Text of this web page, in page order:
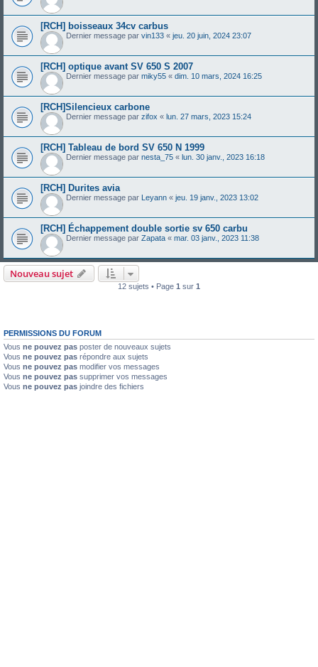
[RCH] boisseaux 34cv carbus
Dernier message par vin133 « jeu. 20 juin, 2024 23:07
[RCH] optique avant SV 650 S 2007
Dernier message par miky55 « dim. 10 mars, 2024 16:25
[RCH]Silencieux carbone
Dernier message par zifox « lun. 27 mars, 2023 15:24
[RCH] Tableau de bord SV 650 N 1999
Dernier message par nesta_75 « lun. 30 janv., 2023 16:18
[RCH] Durites avia
Dernier message par Leyann « jeu. 19 janv., 2023 13:02
[RCH] Échappement double sortie sv 650 carbu
Dernier message par Zapata « mar. 03 janv., 2023 11:38
Nouveau sujet
12 sujets • Page 1 sur 1
PERMISSIONS DU FORUM
Vous ne pouvez pas poster de nouveaux sujets
Vous ne pouvez pas répondre aux sujets
Vous ne pouvez pas modifier vos messages
Vous ne pouvez pas supprimer vos messages
Vous ne pouvez pas joindre des fichiers